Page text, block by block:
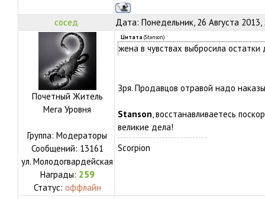
сосед Дата: Понедельник, 26 Августа
Почетный Житель
Мега Уровня
Группа: Модераторы
Сообщений: 13161
ул. Молодогвардейская
Награды: 259
Статус: оффлайн
Цитата (Stanson)
жена в чувствах выбросила остатки
Зря. Продавцов отравой надо
Stanson, восстанавливаетесь
великие дела!
Scorpion